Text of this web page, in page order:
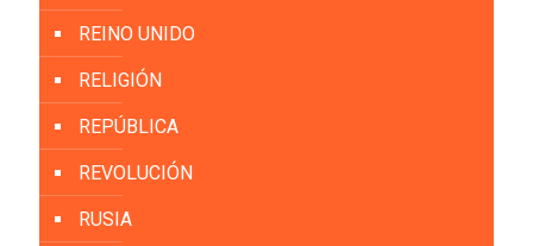
REINO UNIDO
RELIGIÓN
REPÚBLICA
REVOLUCIÓN
RUSIA